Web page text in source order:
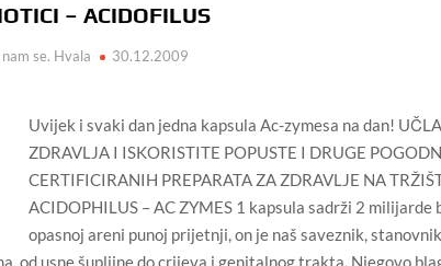
– ACIDOFILUS
se. Hvala 30.12.2009
Uvijek i svaki dan jedna kapsula Ac-zymesa na dan!
ZDRAVLJA I ISKORISTITE POPUSTE I DRUGE
CERTIFICIRANIH PREPARATA ZA ZDRAVLJE NA
ACIDOPHILUS – AC ZYMES 1 kapsula sadrži 2
opasnoj areni punoj prijetnji, on je naš saveznik,
od usne šupljine do crijeva i genitalnog trakta. Njegovo